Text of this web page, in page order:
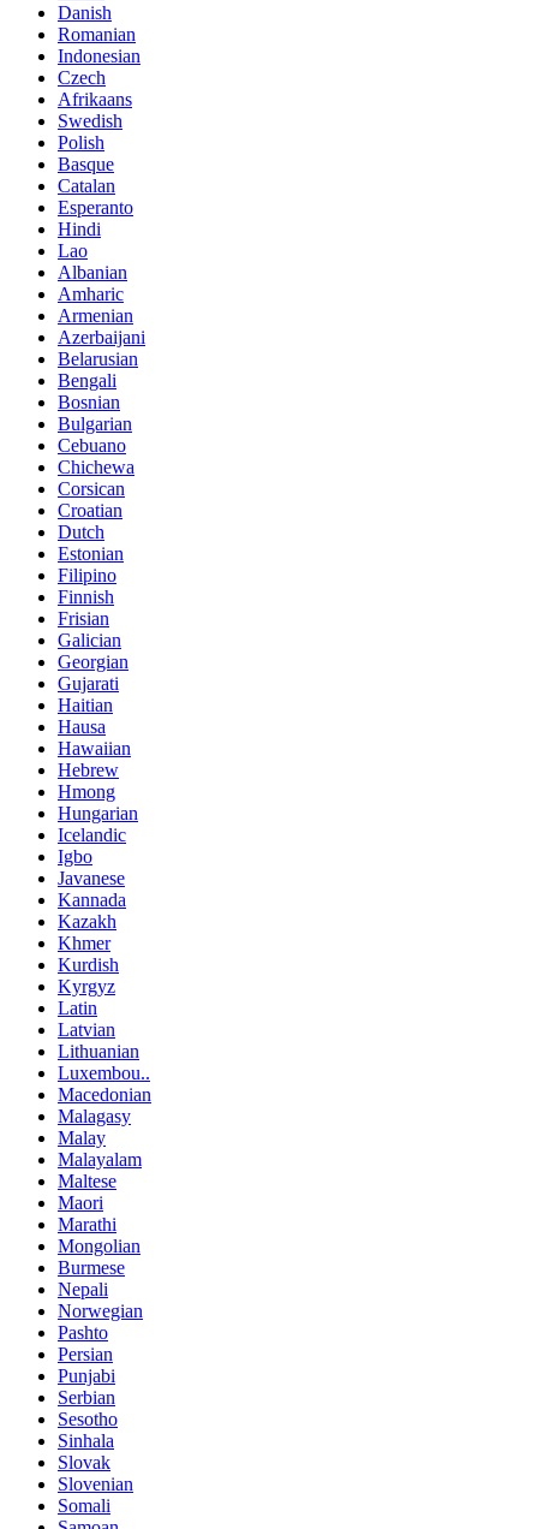
Danish
Romanian
Indonesian
Czech
Afrikaans
Swedish
Polish
Basque
Catalan
Esperanto
Hindi
Lao
Albanian
Amharic
Armenian
Azerbaijani
Belarusian
Bengali
Bosnian
Bulgarian
Cebuano
Chichewa
Corsican
Croatian
Dutch
Estonian
Filipino
Finnish
Frisian
Galician
Georgian
Gujarati
Haitian
Hausa
Hawaiian
Hebrew
Hmong
Hungarian
Icelandic
Igbo
Javanese
Kannada
Kazakh
Khmer
Kurdish
Kyrgyz
Latin
Latvian
Lithuanian
Luxembou..
Macedonian
Malagasy
Malay
Malayalam
Maltese
Maori
Marathi
Mongolian
Burmese
Nepali
Norwegian
Pashto
Persian
Punjabi
Serbian
Sesotho
Sinhala
Slovak
Slovenian
Somali